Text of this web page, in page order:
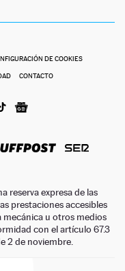
DE COOKIES
CONTACTO
reserva expresa de las
prestaciones accesibles
mecánica u otros medios
con el artículo 67.3
2 de noviembre.